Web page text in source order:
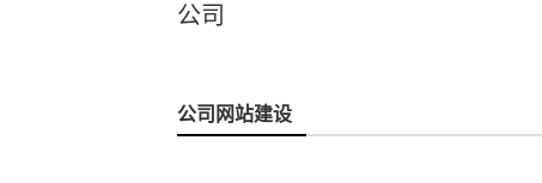
公司
公司网站建设